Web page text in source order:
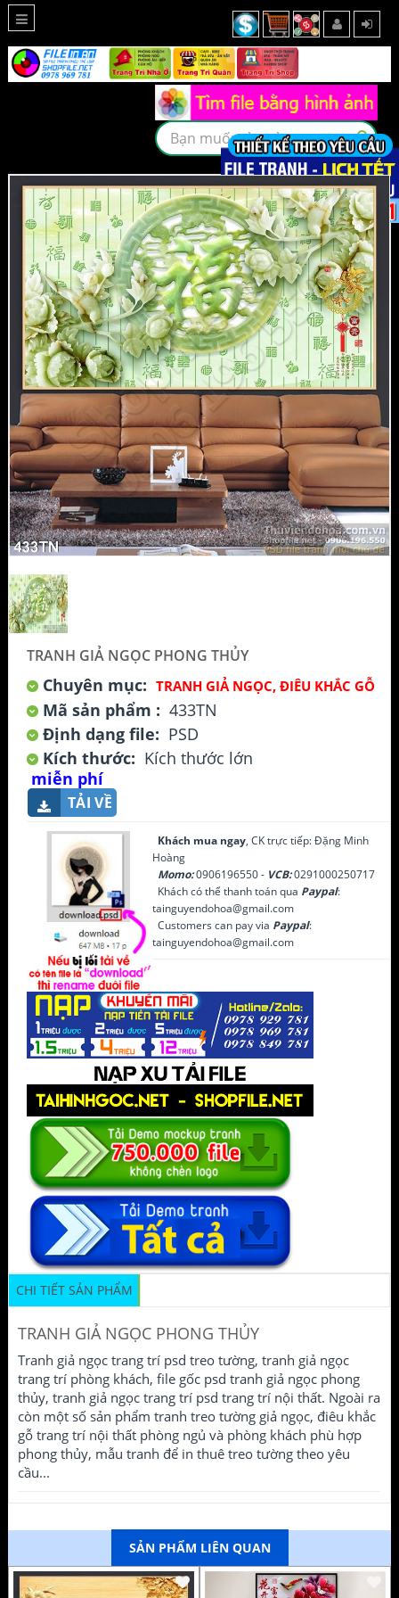
TRANH GIẢ NGỌC PHONG THỦY
Chuyên mục: TRANH GIẢ NGỌC, ĐIÊU KHẮC GỖ
Mã sản phẩm : 433TN
Định dạng file: PSD
Kích thước: Kích thước lớn
miễn phí
TẢI VỀ
Khách mua ngay, CK trực tiếp: Đặng Minh
Hoàng
Momo:0906196550 - VCB:0291000250717
Khách có thể thanh toán qua Paypal:
tainguyendohoa@gmail.com
Customers can pay via Paypal:
tainguyendohoa@gmail.com
CHI TIẾT SẢN PHẨM
TRANH GIẢ NGỌC PHONG THỦY
Tranh giả ngọc trang trí psd treo tường, tranh giả ngọc
trang trí phòng khách, file gốc psd tranh giả ngọc phong
thủy, tranh giả ngọc trang trí psd trang trí nội thất. Ngoài ra
còn một số sản phẩm tranh treo tường giả ngọc, điêu khắc
gỗ trang trí nội thất phòng ngủ và phòng khách phù hợp
phong thủy, mẫu tranh để in thuê treo tường theo yêu
cầu...
SẢN PHẨM LIÊN QUAN